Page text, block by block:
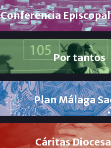
Conferencia
Por tantos
Plan Málaga
Cáritas